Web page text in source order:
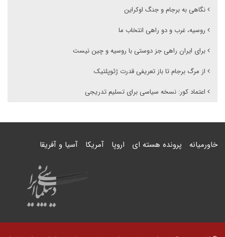
نگاهی به برجام و جنگ اوکراین
روسیه، غرب و دو راهی انتخاب ما
برای ایران راهی جز دوستی با روسیه و چین نیست
از مرگ برجام تا باز تعریفی قدرت ژئوپلتیک
اعتماد کور: نسخه سیاسی برای تسلیم تدریجی
خاورمیانه پرونده هسته ای اروپا آمریکا آسیا و آفریقا